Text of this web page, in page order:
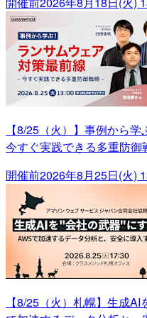
【8/25（火）】事例から
今すぐ実践できる多重防御
開催前2026年8月25日(火)
【8/25（火）札幌】生成